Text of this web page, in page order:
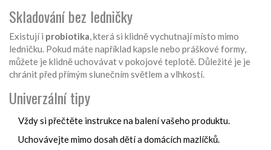
Skladování bez ledničky
Existují i probiotika, která si klidně vychutnají místo mimo
ledničku. Pokud máte například kapsle nebo práškové formy,
můžete je klidně uchovávat v pokojové teplotě. Důležité je je
chránit před přímým slunečním světlem a vlhkostí.
Univerzální tipy
Vždy si přečtěte instrukce na balení vašeho produktu.
Uchovávejte mimo dosah dětí a domácích mazlíčků.